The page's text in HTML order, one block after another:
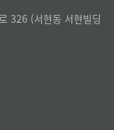
326 (서현동 서현빌딩